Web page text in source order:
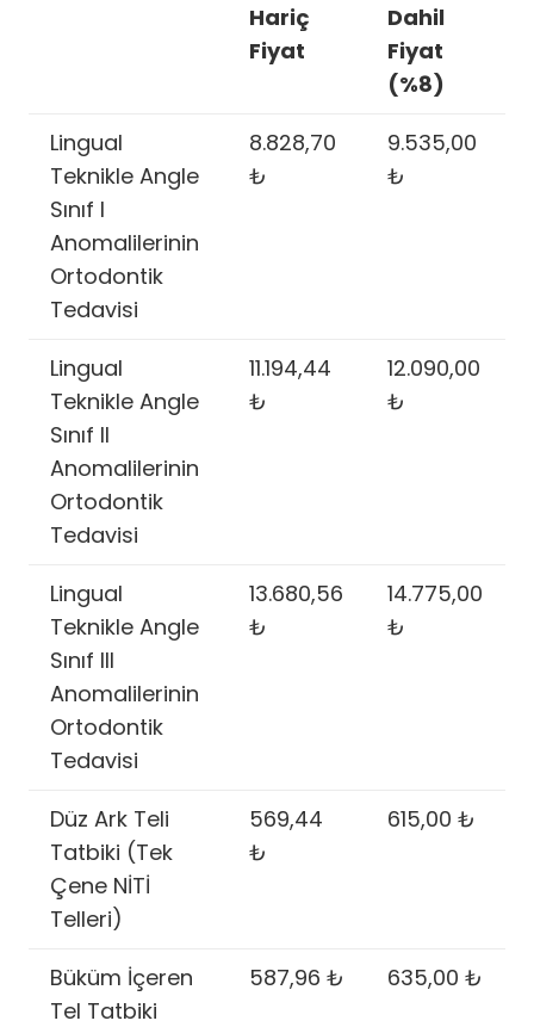
Hariç
Fiyat
Dahil
Fiyat
(%8)
Lingual
Teknikle Angle
Sınıf I
Anomalilerinin
Ortodontik
Tedavisi
8.828,70
₺
9.535,00
₺
Lingual
Teknikle Angle
Sınıf II
Anomalilerinin
Ortodontik
Tedavisi
11.194,44
₺
12.090,00
₺
Lingual
Teknikle Angle
Sınıf III
Anomalilerinin
Ortodontik
Tedavisi
13.680,56
₺
14.775,00
₺
Düz Ark Teli
Tatbiki (Tek
Çene NİTİ
Telleri)
569,44
₺
615,00 ₺
Büküm İçeren
Tel Tatbiki
587,96 ₺ 635,00 ₺